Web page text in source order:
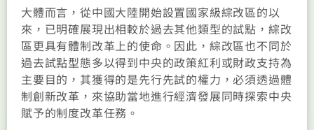
大體而言，從中國大陸開始設置國家級綜改區的以
來，已明確展現出相較於過去其他類型的試點，綜改
區更具有體制改革上的使命。因此，綜改區也不同於
過去試點型態多以得到中央的政策紅利或財政支持為
主要目的，其獲得的是先行先試的權力，必須透過體
制創新改革，來協助當地進行經濟發展同時探索中央
賦予的制度改革任務。